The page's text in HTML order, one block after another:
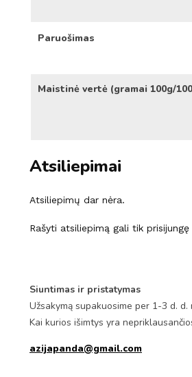
Paruošimas
Maistinė vertė (gramai 100g/
Atsiliepimai
Atsiliepimų dar nėra.
Rašyti atsiliepimą gali tik
Siuntimas ir pristatymas
Užsakymą supakuosime per 1-3 d.
Kai kurios išimtys yra
azijapanda@gmail.com